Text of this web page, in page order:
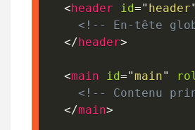
<header id=" header"
<!-- En-tête
</header>
<main id="main"
<!-- Contenu
</main>